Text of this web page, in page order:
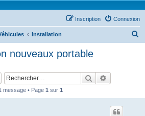
Connexion
Inscription
Installation
nouveaux portable
Rechercher
message • Page 1 sur 1